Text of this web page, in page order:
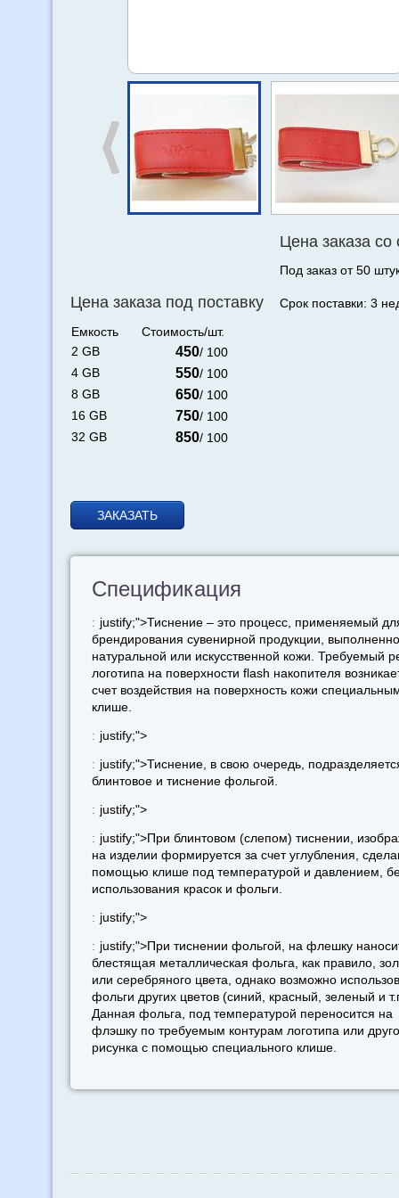
Цена заказа под поставку
Емкость
Стоимость/шт.
2 GB
450/ 100
4 GB
550/ 100
8 GB
650/ 100
16 GB
750/ 100
32 GB
850/ 100
Цена заказа со
Под заказ от 50
Срок поставки: 3
ЗАКАЗАТЬ
Спецификация
: justify;">Тиснение – это процесс, применяемый
брендирования сувенирной продукции,
натуральной или искусственной кожи. Требуемый
логотипа на поверхности flash накопителя
счет воздействия на поверхность кожи
клише.
: justify;">
: justify;">Тиснение, в свою очередь,
блинтовое и тиснение фольгой.
: justify;">
: justify;">При блинтовом (слепом) тиснении,
на изделии формируется за счет углубления,
помощью клише под температурой и давлением,
использования красок и фольги.
: justify;">
: justify;">При тиснении фольгой, на флешку
блестящая металлическая фольга, как правило,
или серебряного цвета, однако возможно
фольги других цветов (синий, красный, зеленый и
Данная фольга, под температурой переносится на
флэшку по требуемым контурам логотипа или
рисунка с помощью специального клише.